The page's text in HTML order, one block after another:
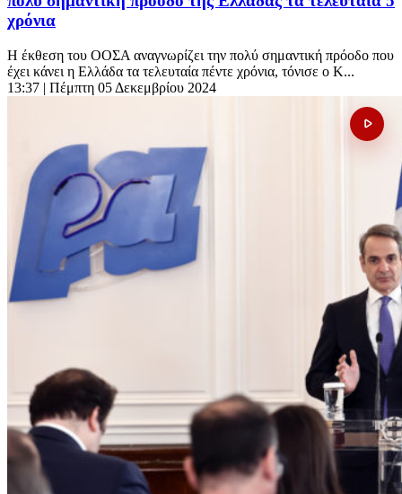
χρόνια
Η έκθεση του ΟΟΣΑ αναγνωρίζει την πολύ σημαντική πρόοδο που
έχει κάνει η Ελλάδα τα τελευταία πέντε χρόνια, τόνισε ο Κ...
13:37 | Πέμπτη 05 Δεκεμβρίου 2024